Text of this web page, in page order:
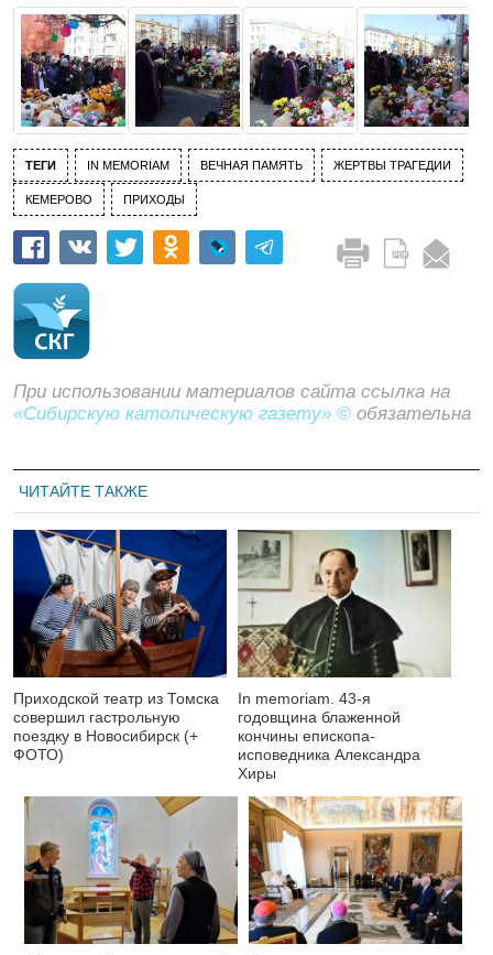
ТЕГИ IN MEMORIAM ВЕЧНАЯ ПАМЯТЬ ЖЕРТВЫ ТРАГЕДИИ
КЕМЕРОВО ПРИХОДЫ
При использовании материалов сайта ссылка на
«Сибирскую католическую газету» © обязательна
ЧИТАЙТЕ ТАКЖЕ
Приходской театр из Томска
совершил гастрольную
поездку в Новосибирск (+
ФОТО)
In memoriam. 43-я
годовщина блаженной
кончины епископа-
исповедника Александра
Хиры